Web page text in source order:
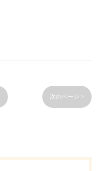
次のページ >